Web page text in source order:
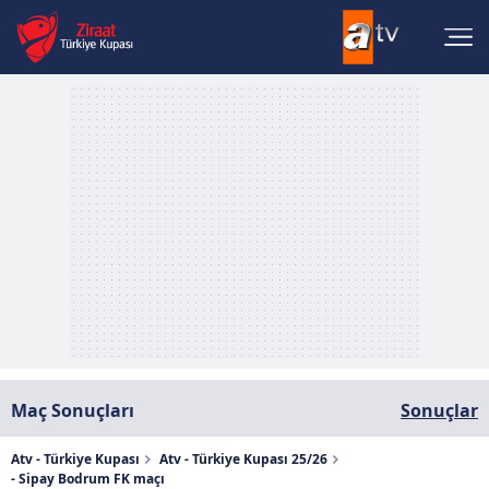
Maç Sonuçları Sonuçlar
Atv - Türkiye Kupası
Atv - Türkiye Kupası 25/26
- Sipay Bodrum FK maçı